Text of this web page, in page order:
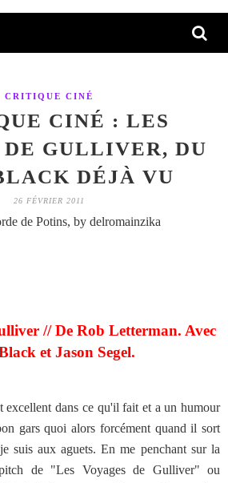
CRITIQUE CINÉ
CINÉ : LES
DE GULLIVER, DU
DÉJÀ VU
26 FÉVRIER 2011
de Potins, by delromainzika
// De Rob Letterman. Avec
et Jason Segel.
excellent dans ce qu'il fait et a un humour
gars quoi alors forcément quand il sort
suis aux aguets. En me penchant sur la
de "Les Voyages de Gulliver" ou